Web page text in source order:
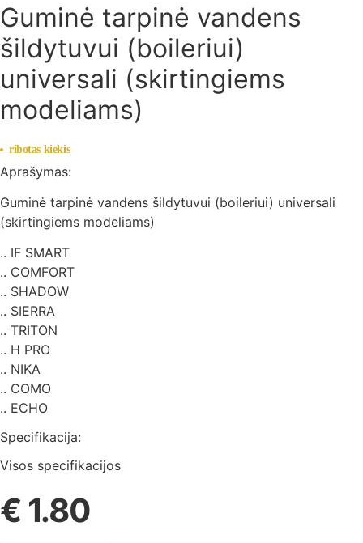
Guminė tarpinė vandens
šildytuvui (boileriui)
universali (skirtingiems
modeliams)
ribotas kiekis
Aprašymas:
Guminė tarpinė vandens šildytuvui (boileriui) universali
(skirtingiems modeliams)
.. IF SMART
.. COMFORT
.. SHADOW
.. SIERRA
.. TRITON
.. H PRO
.. NIKA
.. COMO
.. ECHO
Specifikacija:
Visos specifikacijos
€ 1.80